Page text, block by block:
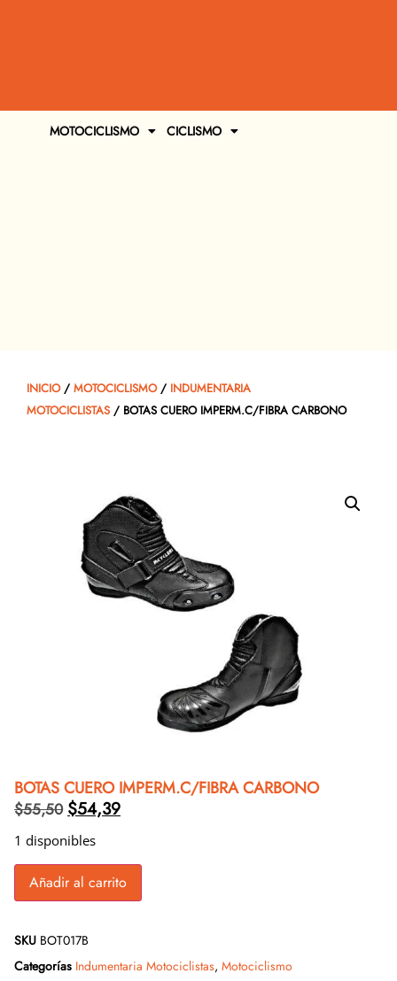
MOTOCICLISMO CICLISMO
INICIO/ MOTOCICLISMO/ INDUMENTARIA
MOTOCICLISTAS / BOTAS CUERO IMPERM.C/FIBRA CARBONO
BOTAS CUERO IMPERM.C/FIBRA CARBONO
$55,50 $54,39
1 disponibles
Añadir al carrito
SKU BOT017B
Categorías Indumentaria Motociclistas, Motociclismo